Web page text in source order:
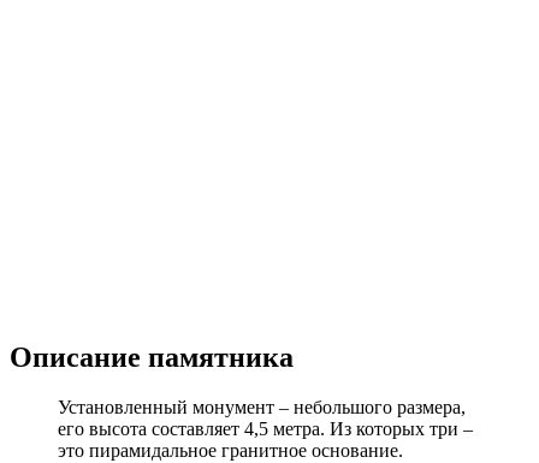
Описание памятника
Установленный монумент – небольшого размера,
его высота составляет 4,5 метра. Из которых три –
это пирамидальное гранитное основание.